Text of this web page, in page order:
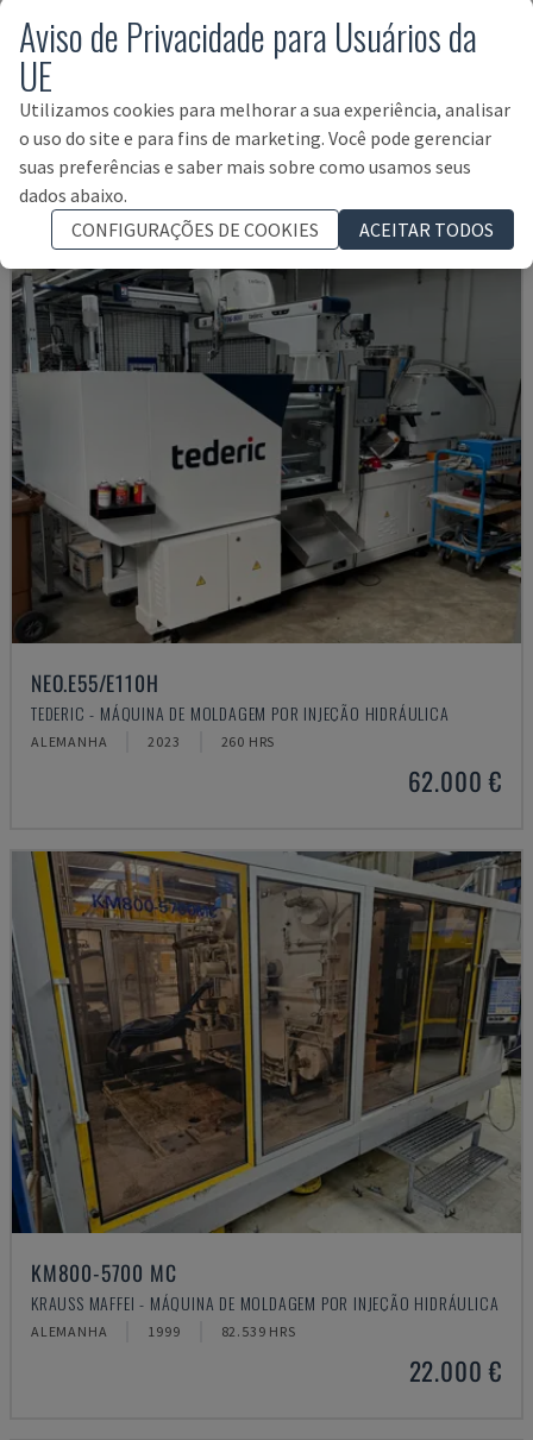
MA900ІІ
HAITIAN - MÁQUINA DE MOLDAGEM POR INJEÇÃO HIDRÁULICA
NEO.E55/E110H
TEDERIC - MÁQUINA DE MOLDAGEM POR INJEÇÃO HIDRÁULICA
ALEMANHA 2023 260 HRS
62.000 €
KM800-5700 MC
KRAUSS MAFFEI - MÁQUINA DE MOLDAGEM POR INJEÇÃO HIDRÁULICA
ALEMANHA 1999 82.539 HRS
22.000 €
Aviso de Privacidade para Usuários da
UE
Utilizamos cookies para melhorar a sua experiência, analisar
o uso do site e para fins de marketing. Você pode gerenciar
suas preferências e saber mais sobre como usamos seus
dados abaixo.
CONFIGURAÇÕES DE COOKIES
ACEITAR TODOS